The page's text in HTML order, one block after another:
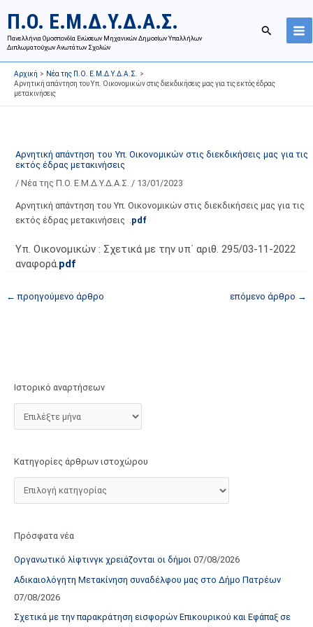
περιεχόμενο
Π.Ο. Ε.Μ.Δ.Υ.Δ.Α.Σ.
Πανελλήνια Ομοσπονδία Ενώσεων Μηχανικών Δημοσίων Υπαλλήλων
Διπλωματούχων Ανωτάτων Σχολών
Αναζήτηση
Αρχική
Νέα της Π.Ο. Ε.Μ.Δ.Υ.Δ.Α.Σ.
Αρνητική απάντηση του Υπ. Οικονομικών στις διεκδικήσεις μας για τις εκτός έδρας
μετακινήσεις
Αρνητική απάντηση του Υπ. Οικονομικών στις διεκδικήσεις μας για τις
εκτός έδρας μετακινήσεις
/ Νέα της Π.Ο. Ε.Μ.Δ.Υ.Δ.Α.Σ. / 13/01/2023
Αρνητική απάντηση του Υπ. Οικονομικών στις διεκδικήσεις μας για τις
εκτός έδρας μετακινήσεις .pdf
Υπ. Οικονομικών : Σχετικά με την υπ΄ αριθ. 295/03-11-2022
αναφορά.pdf
← προηγούμενο άρθρο επόμενο άρθρο →
Ιστορικό αναρτήσεων
τ
ο
ρ
ι
ν
α
ρ
τ
σ
ε
Κατηγορίες άρθρων ιστοχώρου
τ
η
γ
ο
ς
ά
ρ
θ
ω
ν
ρ
υ
Πρόσφατα νέα
Οργανωτικό λίφτινγκ χρειάζονται οι δήμοι 07/08/2026
Αδικαιολόγητη Μετακίνηση συναδέλφου μας στο Δήμο Πατρέων
07/08/2026
Σχετικά με την παρακράτηση εισφορών Επικουρικού και Εφάπαξ σε